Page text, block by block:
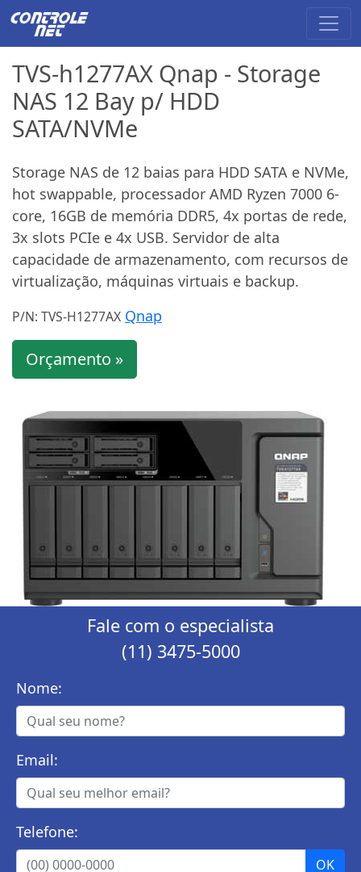
TVS-h1277AX Qnap - Storage
NAS 12 Bay p/ HDD
SATA/NVMe
Storage NAS de 12 baias para HDD SATA e NVMe,
hot swappable, processador AMD Ryzen 7000 6-
core, 16GB de memória DDR5, 4x portas de rede,
3x slots PCIe e 4x USB. Servidor de alta
capacidade de armazenamento, com recursos de
virtualização, máquinas virtuais e backup.
P/N: TVS-H1277AX Qnap
Orçamento »
Fale com o especialista
(11) 3475-5000
Nome:
Email:
Telefone: